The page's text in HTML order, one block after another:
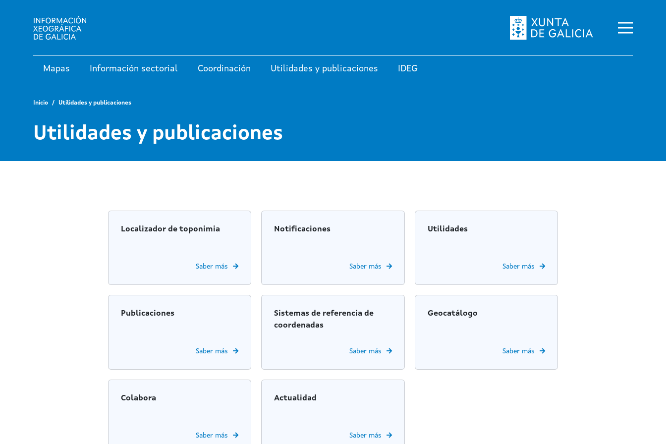
Mapas Información sectorial Coordinación Utilidades y publicaciones IDEG
Inicio Utilidades y publicaciones
Utilidades y publicaciones
Localizador de toponimia
Saber más
Notificaciones
Saber más
Utilidades
Saber más
Publicaciones
Saber más
Sistemas de referencia de
coordenadas
Saber más
Geocatálogo
Saber más
Colabora
Saber más
Actualidad
Saber más